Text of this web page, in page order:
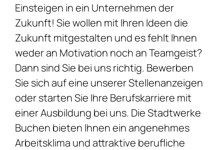
Einsteigen in ein Unternehmen der
Zukunft! Sie wollen mit Ihren Ideen die
Zukunft mitgestalten und es fehlt Ihnen
weder an Motivation noch an Teamgeist?
Dann sind Sie bei uns richtig. Bewerben
Sie sich auf eine unserer Stellenanzeigen
oder starten Sie Ihre Berufskarriere mit
einer Ausbildung bei uns. Die Stadtwerke
Buchen bieten Ihnen ein angenehmes
Arbeitsklima und attraktive berufliche